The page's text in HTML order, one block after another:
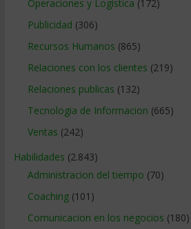
Operaciones y Logística (172)
Publicidad (306)
Recursos Humanos (865)
Relaciones con los clientes (219)
Relaciones publicas (132)
Tecnologia de Informacion (665)
Ventas (242)
Habilidades (2.843)
Administracion del tiempo (70)
Coaching(101)
Comunicacion en los negocios (180)